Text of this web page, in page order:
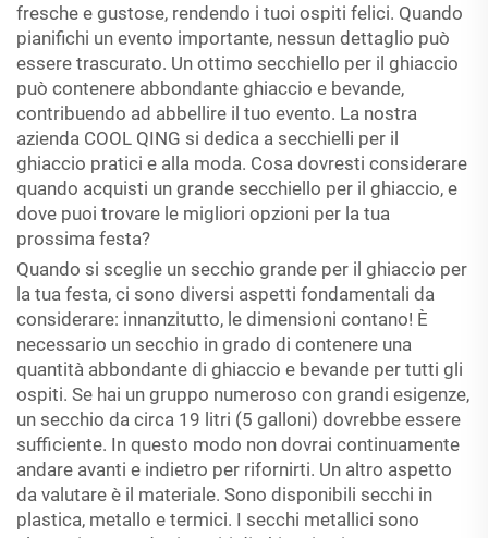
fresche e gustose, rendendo i tuoi ospiti felici. Quando
pianifichi un evento importante, nessun dettaglio può
essere trascurato. Un ottimo secchiello per il ghiaccio
può contenere abbondante ghiaccio e bevande,
contribuendo ad abbellire il tuo evento. La nostra
azienda COOL QING si dedica a secchielli per il
ghiaccio pratici e alla moda. Cosa dovresti considerare
quando acquisti un grande secchiello per il ghiaccio, e
dove puoi trovare le migliori opzioni per la tua
prossima festa?
Quando si sceglie un secchio grande per il ghiaccio per
la tua festa, ci sono diversi aspetti fondamentali da
considerare: innanzitutto, le dimensioni contano! È
necessario un secchio in grado di contenere una
quantità abbondante di ghiaccio e bevande per tutti gli
ospiti. Se hai un gruppo numeroso con grandi esigenze,
un secchio da circa 19 litri (5 galloni) dovrebbe essere
sufficiente. In questo modo non dovrai continuamente
andare avanti e indietro per rifornirti. Un altro aspetto
da valutare è il materiale. Sono disponibili secchi in
plastica, metallo e termici. I secchi metallici sono